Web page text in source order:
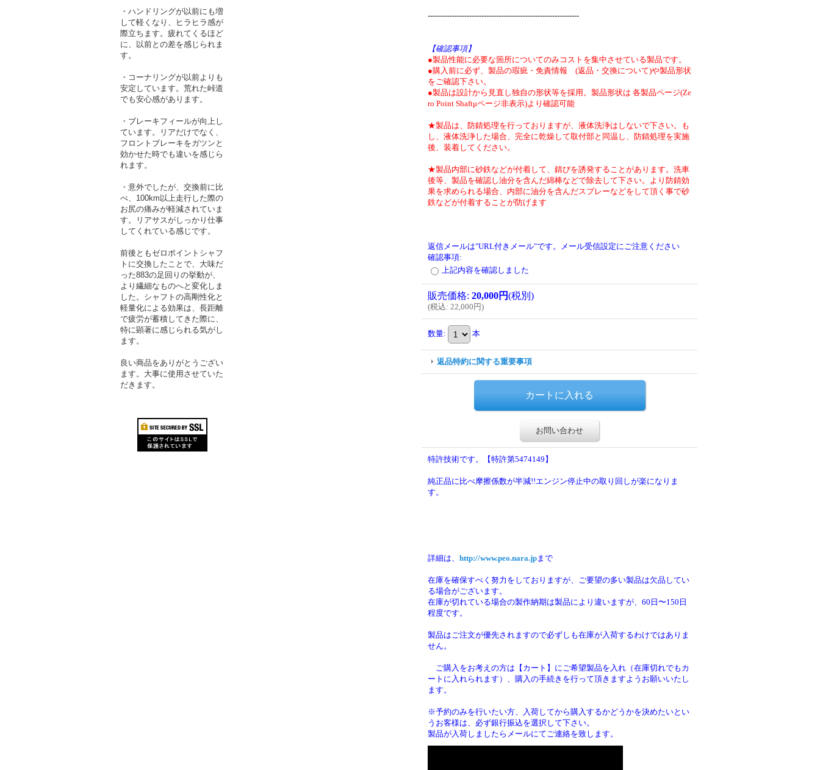
・ハンドリングが以前にも増
して軽くなり、ヒラヒラ感が
際立ちます。疲れてくるほど
に、以前との差を感じられま
す。
・コーナリングが以前よりも
安定しています。荒れた峠道
でも安心感があります。
・ブレーキフィールが向上し
ています。リアだけでなく、
フロントブレーキをガツンと
効かせた時でも違いを感じら
れます。
・意外でしたが、交換前に比
べ、100km以上走行した際の
お尻の痛みが軽減されていま
す。リアサスがしっかり仕事
してくれている感じです。
前後ともゼロポイントシャフ
トに交換したことで、大味だ
った883の足回りの挙動が、
より繊細なものへと変化しま
した。シャフトの高剛性化と
軽量化による効果は、長距離
で疲労が蓄積してきた際に、
特に顕著に感じられる気がし
ます。
良い商品をありがとうござい
ます。大事に使用させていた
だきます。
--------------------------------------------------------------
【確認事項】
●製品性能に必要な箇所についてのみコストを集中させている製品です。
●購入前に必ず、製品の瑕疵・免責情報 (返品・交換について)や製品形状
をご確認下さい。
●製品は設計から見直し独自の形状等を採用。製品形状は 各製品ページ(Ze
ro Point Shaftμページ非表示)より確認可能
★製品は、防錆処理を行っておりますが、液体洗浄はしないで下さい。も
し、液体洗浄した場合、完全に乾燥して取付部と同温し、防錆処理を実施
後、装着してください。
★製品内部に砂鉄などが付着して、錆びを誘発することがあります。洗車
後等、製品を確認し油分を含んだ綿棒などで除去して下さい。より防錆効
果を求められる場合、内部に油分を含んだスプレーなどをして頂く事で砂
鉄などが付着することが防げます
返信メールは"URL付きメール"です。メール受信設定にご注意ください
確認事項:
上記内容を確認しました
販売価格: 20,000円(税別)
(税込: 22,000円)
数量: 本
返品特約に関する重要事項
お問い合わせ
特許技術です。【特許第5474149】
純正品に比べ摩擦係数が半減!!エンジン停止中の取り回しが楽になりま
す。
詳細は、 http://www.peo.nara.jpまで
在庫を確保すべく努力をしておりますが、ご要望の多い製品は欠品してい
る場合がございます。
在庫が切れている場合の製作納期は製品により違いますが、60日〜150日
程度です。
製品はご注文が優先されますので必ずしも在庫が入荷するわけではありま
せん。
ご購入をお考えの方は【カート】にご希望製品を入れ（在庫切れでもカ
ートに入れられます）、購入の手続きを行って頂きますようお願いいたし
ます。
※予約のみを行いたい方、入荷してから購入するかどうかを決めたいとい
うお客様は、必ず銀行振込を選択して下さい。
製品が入荷しましたらメールにてご連絡を致します。